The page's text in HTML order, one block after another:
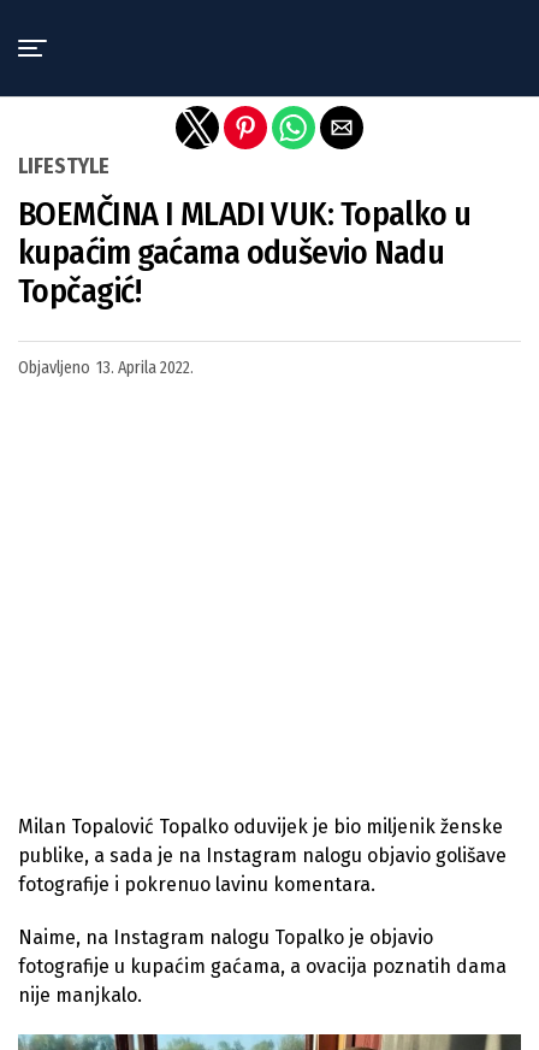
LIFESTYLE
BOEMČINA I MLADI VUK: Topalko u
kupaćim gaćama oduševio Nadu
Topčagić!
Objavljeno 13. Aprila 2022.
Milan Topalović Topalko oduvijek je bio miljenik ženske
publike, a sada je na Instagram nalogu objavio golišave
fotografije i pokrenuo lavinu komentara.
Naime, na Instagram nalogu Topalko je objavio
fotografije u kupaćim gaćama, a ovacija poznatih dama
nije manjkalo.